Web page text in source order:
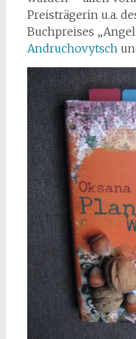
Preisträgerin u.a.
Buchpreises
Andruchovytsch